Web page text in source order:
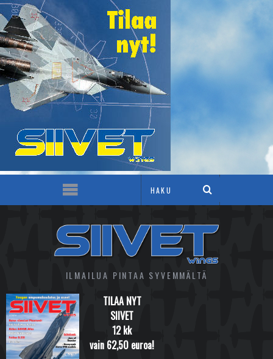
ILMAILUA PINTAA SYVEMMÄLTÄ
TILAA NYT
SIIVET
12 kk
vain 62,50 euroa!